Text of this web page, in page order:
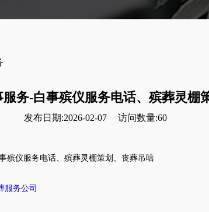
务-白事殡仪服务电话、殡葬灵棚
发布日期:2026-02-07 访问数量:60
殡仪服务电话 殡葬灵棚策划 丧葬吊唁
服务公司